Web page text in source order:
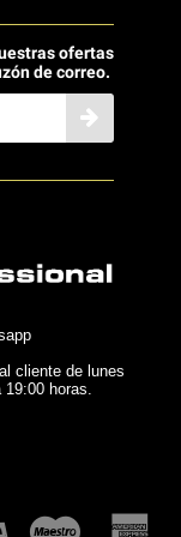
ofertas
de correo.
cliente de lunes
horas.